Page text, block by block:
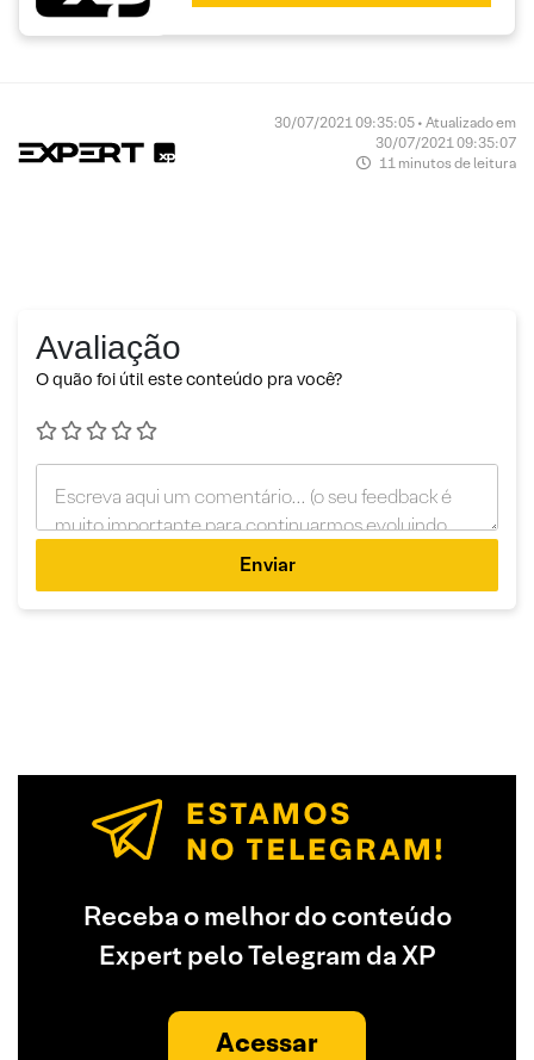
30/07/2021 09:35:05 • Atualizado em
30/07/2021 09:35:07
11 minutos de leitura
Avaliação
O quão foi útil este conteúdo pra você?
Enviar
Receba o melhor do conteúdo
Expert pelo Telegram da XP
Acessar